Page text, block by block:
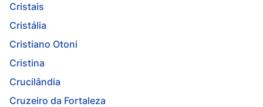
Cristais
Cristália
Cristiano Otoni
Cristina
Crucilândia
Cruzeiro da Fortaleza